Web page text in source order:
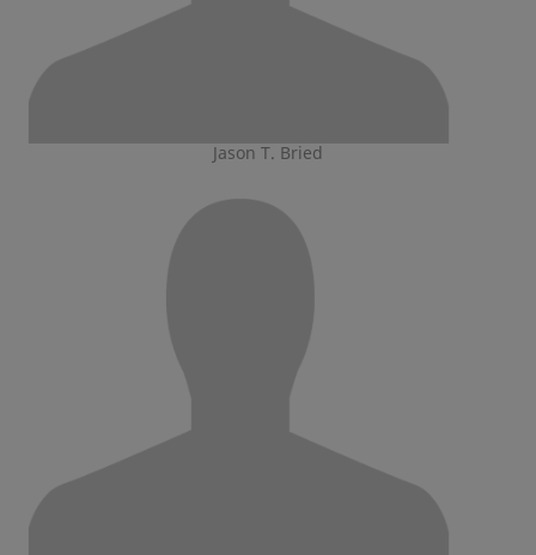
Jason T. Bried